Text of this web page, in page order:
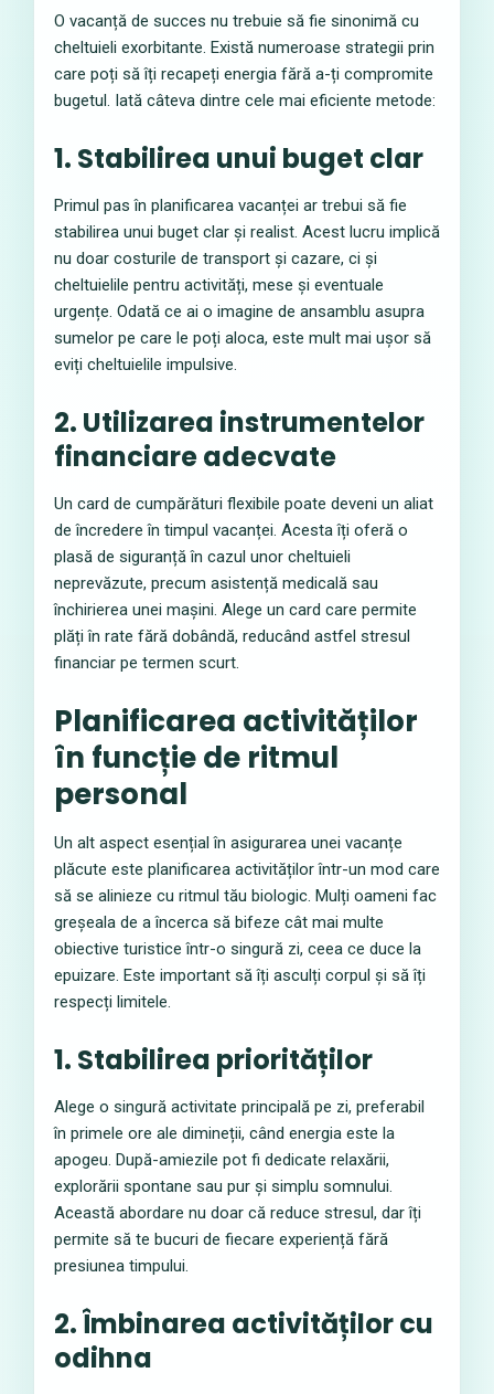
O vacanță de succes nu trebuie să fie sinonimă cu
cheltuieli exorbitante. Există numeroase strategii prin
care poți să îți recapeți energia fără a-ți compromite
bugetul. Iată câteva dintre cele mai eficiente metode:
1. Stabilirea unui buget clar
Primul pas în planificarea vacanței ar trebui să fie
stabilirea unui buget clar și realist. Acest lucru implică
nu doar costurile de transport și cazare, ci și
cheltuielile pentru activități, mese și eventuale
urgențe. Odată ce ai o imagine de ansamblu asupra
sumelor pe care le poți aloca, este mult mai ușor să
eviți cheltuielile impulsive.
2. Utilizarea instrumentelor
financiare adecvate
Un card de cumpărături flexibile poate deveni un aliat
de încredere în timpul vacanței. Acesta îți oferă o
plasă de siguranță în cazul unor cheltuieli
neprevăzute, precum asistență medicală sau
închirierea unei mașini. Alege un card care permite
plăți în rate fără dobândă, reducând astfel stresul
financiar pe termen scurt.
Planificarea activităților
în funcție de ritmul
personal
Un alt aspect esențial în asigurarea unei vacanțe
plăcute este planificarea activităților într-un mod care
să se alinieze cu ritmul tău biologic. Mulți oameni fac
greșeala de a încerca să bifeze cât mai multe
obiective turistice într-o singură zi, ceea ce duce la
epuizare. Este important să îți asculți corpul și să îți
respecți limitele.
1. Stabilirea priorităților
Alege o singură activitate principală pe zi, preferabil
în primele ore ale dimineții, când energia este la
apogeu. După-amiezile pot fi dedicate relaxării,
explorării spontane sau pur și simplu somnului.
Această abordare nu doar că reduce stresul, dar îți
permite să te bucuri de fiecare experiență fără
presiunea timpului.
2. Îmbinarea activităților cu
odihna